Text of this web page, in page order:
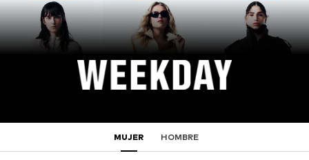
MUJER HOMBRE